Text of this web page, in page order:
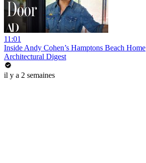
11:01
Inside Andy Cohen’s Hamptons Beach Home
Architectural Digest
il y a 2 semaines